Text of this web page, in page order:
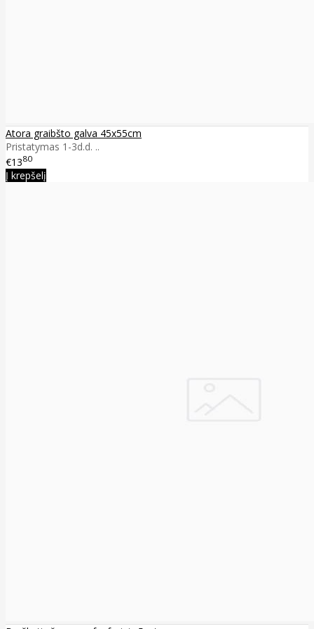
Atora graibšto galva 45x55cm
Pristatymas 1-3d.d. ..
€1380
Į krepšelį